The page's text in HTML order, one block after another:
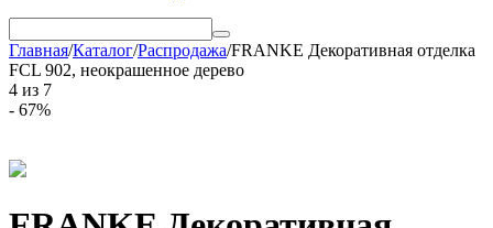
Главная/Каталог/Распродажа/FRANKE Декоративная отделка
FCL 902, неокрашенное дерево
4 из 7
- 67%